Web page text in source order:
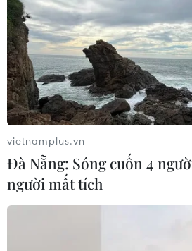
vietnamplus.vn
Đà Nẵng: Sóng cuốn 4
người mất tích